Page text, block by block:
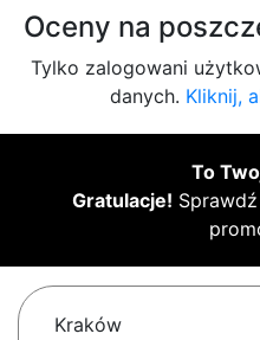
Oceny na
Tylko zalogowani
danych. Kliknij,
To
Gratulacje!
Kraków